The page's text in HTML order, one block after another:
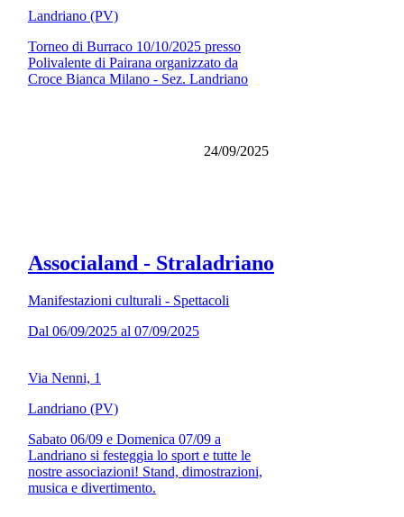
Landriano (PV)
Torneo di Burraco 10/10/2025 presso
Polivalente di Pairana organizzato da
Croce Bianca Milano - Sez. Landriano
24/09/2025
Associaland - Straladriano
Manifestazioni culturali - Spettacoli
Dal 06/09/2025 al 07/09/2025
Via Nenni, 1
Landriano (PV)
Sabato 06/09 e Domenica 07/09 a
Landriano si festeggia lo sport e tutte le
nostre associazioni! Stand, dimostrazioni,
musica e divertimento.